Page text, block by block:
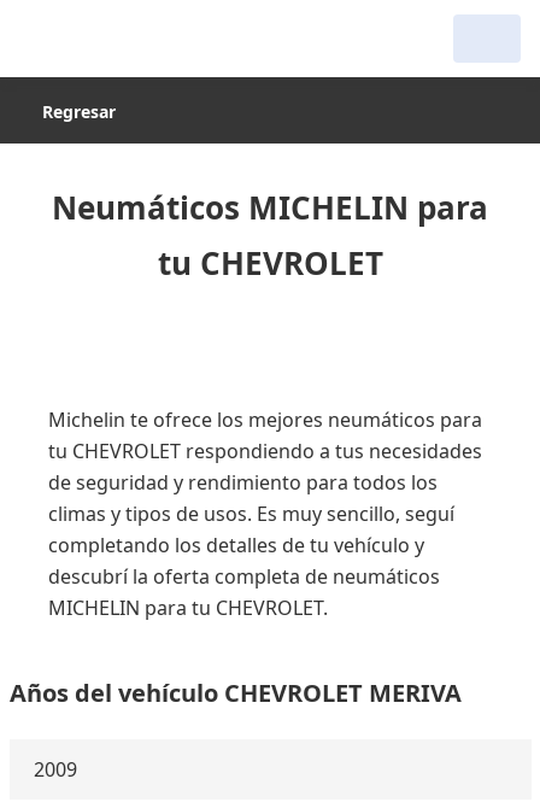
Regresar
Neumáticos MICHELIN para
tu CHEVROLET
Michelin te ofrece los mejores neumáticos para
tu CHEVROLET respondiendo a tus necesidades
de seguridad y rendimiento para todos los
climas y tipos de usos. Es muy sencillo, seguí
completando los detalles de tu vehículo y
descubrí la oferta completa de neumáticos
MICHELIN para tu CHEVROLET.
Años del vehículo CHEVROLET MERIVA
2009